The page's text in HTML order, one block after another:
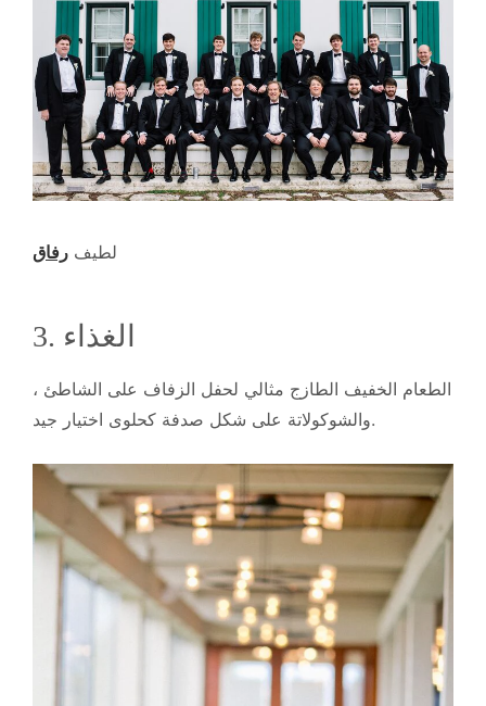
لطيف رفاق
3. الغذاء
الطعام الخفيف الطازج مثالي لحفل الزفاف على الشاطئ ،
والشوكولاتة على شكل صدفة كحلوى اختيار جيد.